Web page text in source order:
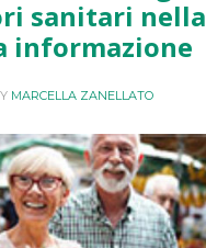
sanitari nella
informazione
MARCELLA ZANELLATO